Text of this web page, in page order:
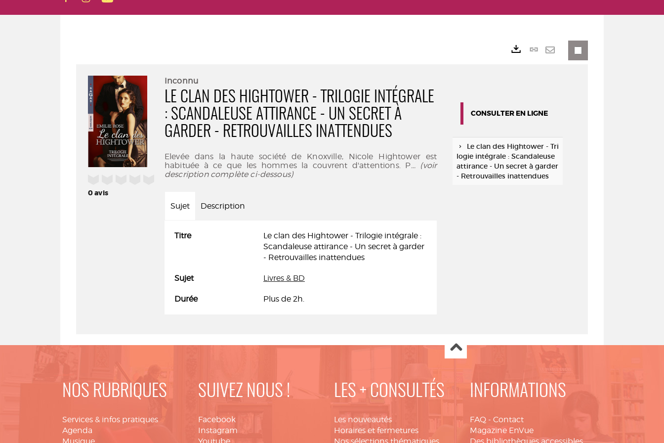
0avis
Inconnu
LE CLAN DES HIGHTOWER - TRILOGIE INTÉGRALE
: SCANDALEUSE ATTIRANCE - UN SECRET À
GARDER - RETROUVAILLES INATTENDUES
Elevée dans la haute société de Knoxville, Nicole Hightower est
habituée à ce que les hommes la couvrent d'attentions. P... (voir
description complète ci-dessous)
Sujet Description
Titre
Le clan des Hightower - Trilogie intégrale :
Scandaleuse attirance - Un secret à garder
- Retrouvailles inattendues
Sujet Livres & BD
Durée Plus de 2h.
Lien
CONSULTER EN LIGNE
Le clan des Hightower - Tri
logie intégrale : Scandaleuse
attirance - Un secret à garder
- Retrouvailles inattendues
NOS RUBRIQUES
Services & infos pratiques
Agenda
SUIVEZ NOUS !
Facebook
Instagram
LES + CONSULTÉS
Les nouveautés
Horaires et fermetures
INFORMATIONS
FAQ - Contact
Magazine EnVue